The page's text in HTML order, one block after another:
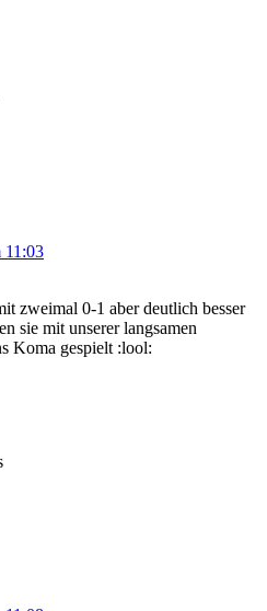
11:03
zweimal 0-1 aber deutlich besser
sie mit unserer langsamen
Koma gespielt :lool: